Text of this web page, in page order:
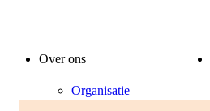
Over ons
Organisatie